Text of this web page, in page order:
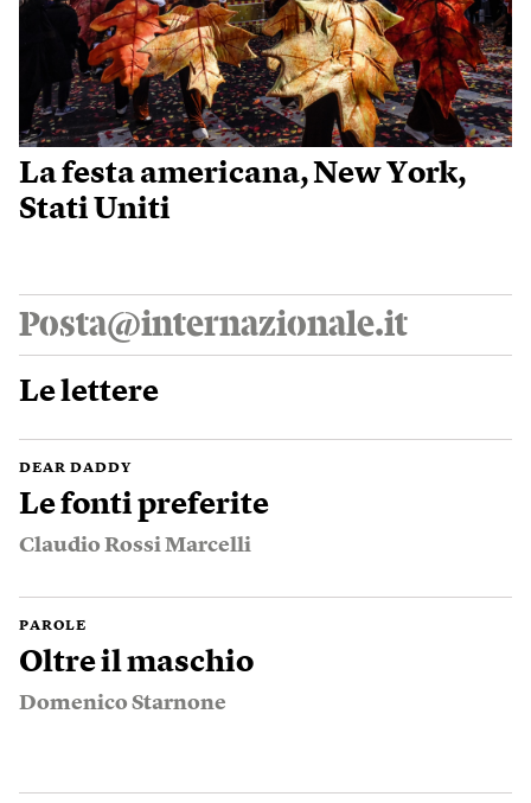
La festa americana, New York,
Stati Uniti
Posta@internazionale.it
Le lettere
DEAR DADDY
Le fonti preferite
Claudio Rossi Marcelli
PAROLE
Oltre il maschio
Domenico Starnone